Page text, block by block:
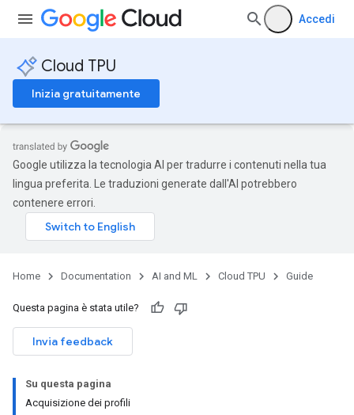
Accedi
Cloud TPU
Inizia gratuitamente
Google utilizza la tecnologia AI per tradurre i contenuti nella tua
lingua preferita. Le traduzioni generate dall'AI potrebbero
contenere errori.
Home Documentation AI and ML Cloud TPU Guide
Questa pagina è stata utile?
Invia feedback
Su questa pagina
Acquisizione dei profili